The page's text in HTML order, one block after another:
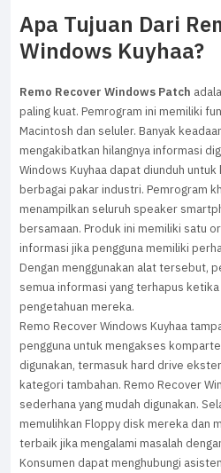
Apa Tujuan Dari
Windows Kuyhaa?
Remo Recover Windows Patch
paling kuat. Pemrogram ini memiliki
Macintosh dan seluler. Banyak
mengakibatkan hilangnya informasi
Windows Kuyhaa dapat diunduh
berbagai pakar industri. Pemrogram
menampilkan seluruh speaker
bersamaan. Produk ini memiliki satu
informasi jika pengguna memiliki
Dengan menggunakan alat tersebut,
semua informasi yang terhapus
pengetahuan mereka.
Remo Recover Windows Kuyhaa
pengguna untuk mengakses
digunakan, termasuk hard drive
kategori tambahan. Remo Recover
sederhana yang mudah digunakan.
memulihkan Floppy disk mereka dan
terbaik jika mengalami masalah
Konsumen dapat menghubungi